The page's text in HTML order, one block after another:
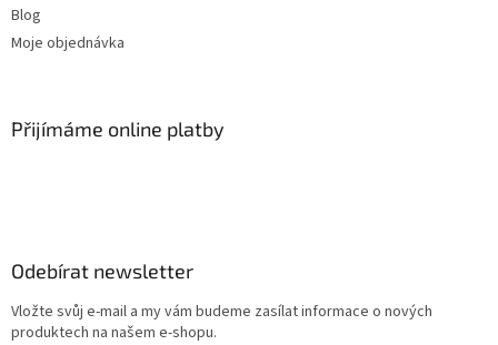
Blog
Moje objednávka
Přijímáme online platby
Odebírat newsletter
Vložte svůj e-mail a my vám budeme zasílat informace o nových
produktech na našem e-shopu.